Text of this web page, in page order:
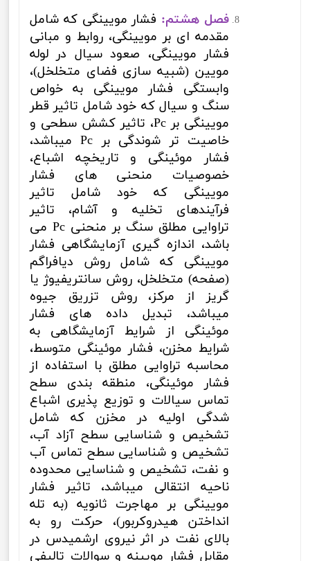
فصل هشتم: فشار مویینگی که شامل
مقدمه ای بر مویینگی، روابط و مبانی
فشار مویینگی، صعود سیال در لوله
مویین (شبیه سازی فضای متخلخل)،
وابستگی فشار مویینگی به خواص
سنگ و سیال که خود شامل تاثیر قطر
مویینگی بر Pc، تاثیر کشش سطحی و
خاصیت تر شوندگی بر Pcمیباشد،
فشار موئینگی و تاریخچه اشباع،
خصوصیات منحنی های فشار
مویینگی که خود شامل تاثیر
فرآیندهای تخلیه و آشام، تاثیر
تراوایی مطلق سنگ بر منحنی Pc می
باشد، اندازه گیری آزمایشگاهی فشار
مویینگی که شامل روش دیافراگم
(صفحه) متخلخل، روش سانتریفیوژ یا
گریز از مرکز، روش تزریق جیوه
میباشد، تبدیل داده های فشار
موئینگی از شرایط آزمایشگاهی به
شرایط مخزن، فشار موئینگی متوسط،
محاسبه تراوایی مطلق با استفاده از
فشار موئینگی، منطقه بندی سطح
تماس سیالات و توزیع پذیری اشباع
شدگی اولیه در مخزن که شامل
تشخیص و شناسایی سطح آزاد آب،
تشخیص و شناسایی سطح تماس آب
و نفت، تشخیص و شناسایی محدوده
ناحیه انتقالی میباشد، تاثیر فشار
مویینگی بر مهاجرت ثانویه (به تله
انداختن هیدروکربور)، حرکت رو به
بالای نفت در اثر نیروی ارشمیدس در
مقابل فشار مویینه و سوالات تالیفی